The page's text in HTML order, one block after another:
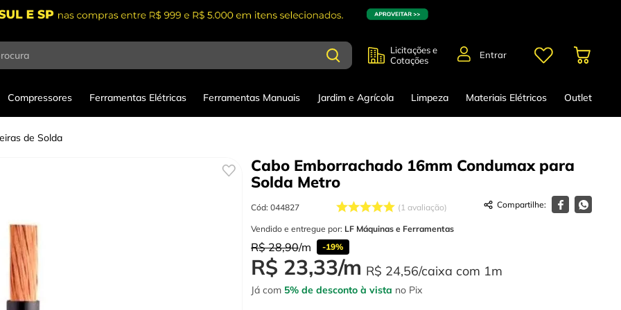
Licitações e
Cotações
Entrar
Compressores Ferramentas Elétricas Ferramentas Manuais Jardim e Agrícola Limpeza Materiais Elétricos Outlet
de Solda
Cabo Emborrachado 16mm Condumax para
Solda Metro
Cód: 044827 1 avaliação
Vendido e entregue por: LF Máquinas e Ferramentas
R$ 28,90/m -19%
R$ 23,33/m R$ 24,56/caixa com 1m
Já com 5% de desconto à vista no Pix